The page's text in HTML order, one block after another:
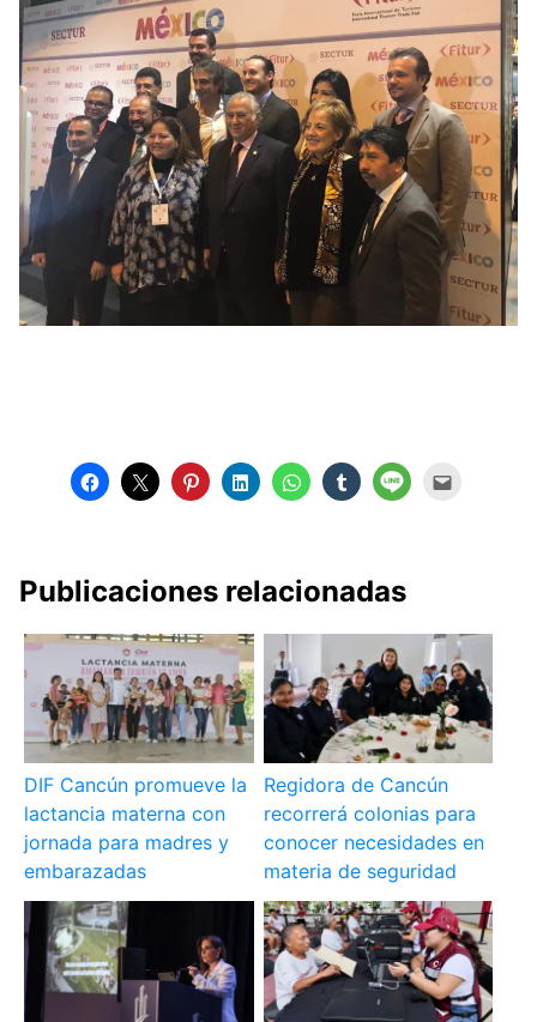
Publicaciones relacionadas
DIF Cancún promueve la
lactancia materna con
jornada para madres y
embarazadas
Regidora de Cancún
recorrerá colonias para
conocer necesidades en
materia de seguridad